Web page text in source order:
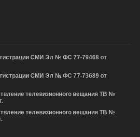
СМИ Эл № ФС 77-79468 от
СМИ Эл № ФС 77-73689 от
телевизионного вещания ТВ №
телевизионного вещания ТВ №